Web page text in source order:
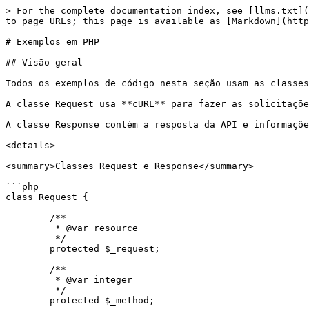
> For the complete documentation index, see [llms.txt](https://docs.exoclick.com/llms.txt). Markdown versions of documentation pages are available by appending `.md` to page URLs; this page is available as [Markdown](https://docs.exoclick.com/api/pt/api-publica-exoclick/api-manual-php-examples.md).

# Exemplos em PHP

## Visão geral

Todos os exemplos de código nesta seção usam as classes a seguir.

A classe Request usa **cURL** para fazer as solicitações à API.

A classe Response contém a resposta da API e informações do código de status retornado.

<details>

<summary>Classes Request e Response</summary>

```php
class Request {

        /**
         * @var resource
         */
        protected $_request;

        /**
         * @var integer
         */
        protected $_method;

        /**
         * @var string
         */
        protected $_url;

        /**
         * @var array
         */
        protected $_headers = array(
            'Content-type: application/json'
        );

        /**
         * @var string|array
         */
        protected $_params;

        /**
         * @var object Response
         */
        protected $_reponse;

        /**
         * Construtor
         *
         * @param   string      $url
         * @param   string      $method
         * @param   array       $params
         */
        public function __construct($url, $method, $params = array()) {

            $this->_url = $url;

            // Definir o método
            $this->_method = $method;

            // Definir os parâmetros
            $this->_params = $params;
        }

        /**
         * Determinar o método da Request
         *
         * @param   string  $method
         */
        private function setMethod() {

            switch($this->_method) {
                case 'GET':
                    break;
                case 'POST':
                    curl_setopt($this->_request, CURLOPT_POST, 1);
                    break;
                case 'PUT':
                    curl_setopt($this->_request, CURLOPT_CUSTOMREQUEST, 'PUT');
                    break;
                case 'DELETE':
                    curl_setopt($this->_request, CURLOPT_CUSTOMREQUEST, 'DELETE');
                    break;
            }
        }

        /**
         * Adicionar cabeçalho de autorização
         *
         * @param   string  $type
         * @param   string  $token
         */
        public function setAuthorizationHeader($type, $token) {

            $authorization = $type . ' ' . $token;

            $this->_headers[] = 'Authorization: ' . $authorization;
        }

        /**
         * Adicionar corpo à solicitação
         */
        private function addBody() {

            if($this->_method != 'GET' && empty($this->_params) == false) {

                if(is_array($this->_params)) {
                    // Codificar o array em JSON
                    $this->_params = json_encode($this->_params);
                }

                curl_setopt($this->_request, CURLOPT_POSTFIELDS, $this->_params);

                // Adicionar um cabeçalho Content-length
                $this->_headers[] = 'Content-length: ' . strlen($this->_params);
            }